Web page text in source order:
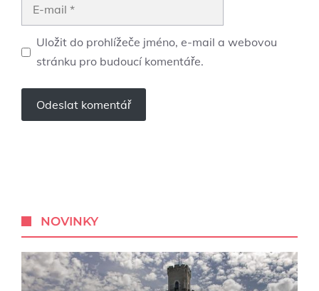
Uložit do prohlížeče jméno, e-mail a webovou
stránku pro budoucí komentáře.
NOVINKY